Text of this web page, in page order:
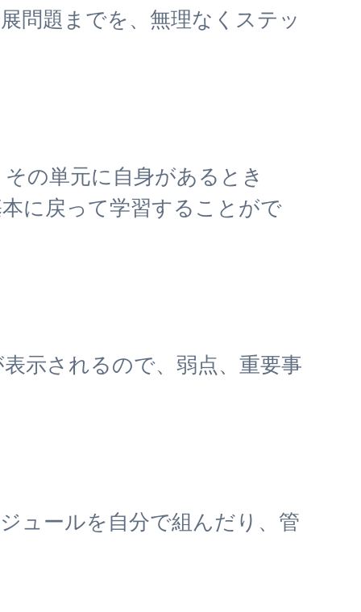
問題までを、無理なくステッ
の単元に自身があるとき
に戻って学習することがで
示されるので、弱点、重要事
ュールを自分で組んだり、管